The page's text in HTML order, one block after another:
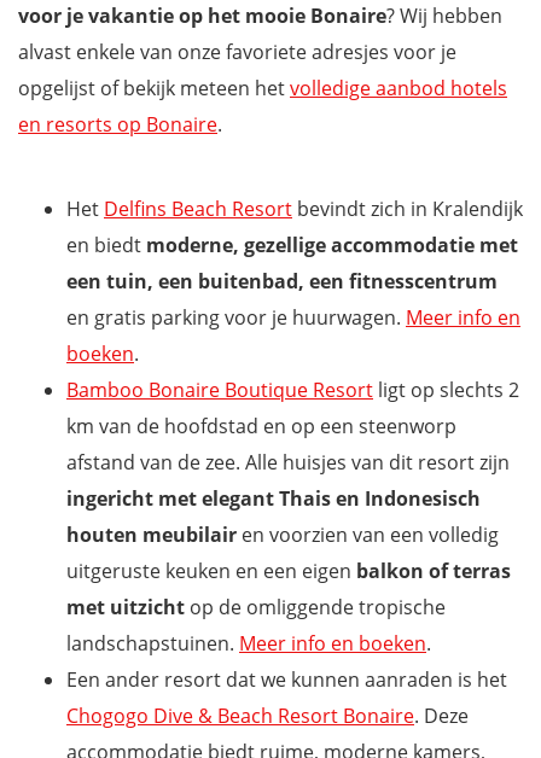
voor je vakantie op het mooie Bonaire? Wij hebben
alvast enkele van onze favoriete adresjes voor je
opgelijst of bekijk meteen hetvolledige aanbod hotels
en resorts op Bonaire.
Het Delfins Beach Resort bevindt zich in Kralendijk
en biedt moderne, gezellige accommodatie met
een tuin, een buitenbad, een fitnesscentrum
en gratis parking voor je huurwagen. Meer info en
boeken.
Bamboo Bonaire Boutique Resort ligt op slechts 2
km van de hoofdstad en op een steenworp
afstand van de zee. Alle huisjes van dit resort zijn
ingericht met elegant Thais en Indonesisch
houten meubilair en voorzien van een volledig
uitgeruste keuken en een eigen balkon of terras
met uitzicht op de omliggende tropische
landschapstuinen. Meer info en boeken.
Een ander resort dat we kunnen aanraden is het
Chogogo Dive & Beach Resort Bonaire. Deze
accommodatie biedt ruime, moderne kamers,